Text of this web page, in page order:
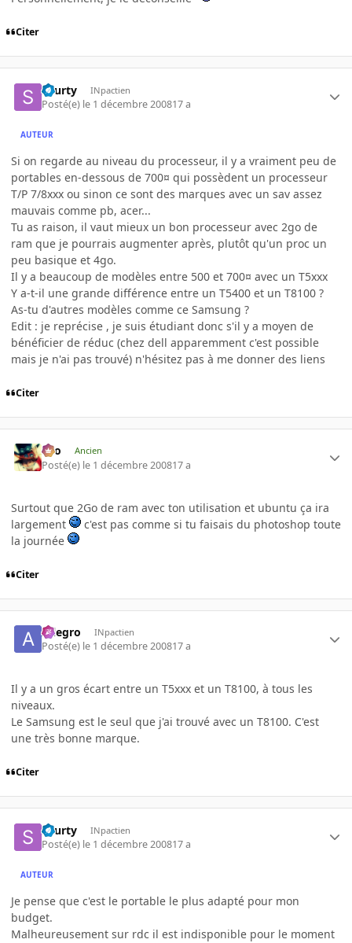
Citer
skurty INpactien
Posté(e) le 1 décembre 200817 a
AUTEUR
Si on regarde au niveau du processeur, il y a vraiment peu de
portables en-dessous de 700¤ qui possèdent un processeur
T/P 7/8xxx ou sinon ce sont des marques avec un sav assez
mauvais comme pb, acer...
Tu as raison, il vaut mieux un bon processeur avec 2go de
ram que je pourrais augmenter après, plutôt qu'un proc un
peu basique et 4go.
Il y a beaucoup de modèles entre 500 et 700¤ avec un T5xxx
Y a-t-il une grande différence entre un T5400 et un T8100 ?
As-tu d'autres modèles comme ce Samsung ?
Edit : je reprécise , je suis étudiant donc s'il y a moyen de
bénéficier de réduc (chez dell apparemment c'est possible
mais je n'ai pas trouvé) n'hésitez pas à me donner des liens
Citer
eYo Ancien
Posté(e) le 1 décembre 200817 a
Surtout que 2Go de ram avec ton utilisation et ubuntu ça ira
largement
c'est pas comme si tu faisais du photoshop toute
la journée
Citer
Allegro INpactien
Posté(e) le 1 décembre 200817 a
Il y a un gros écart entre un T5xxx et un T8100, à tous les
niveaux.
Le Samsung est le seul que j'ai trouvé avec un T8100. C'est
une très bonne marque.
Citer
skurty INpactien
Posté(e) le 1 décembre 200817 a
AUTEUR
Je pense que c'est le portable le plus adapté pour mon
budget.
Malheureusement sur rdc il est indisponible pour le moment